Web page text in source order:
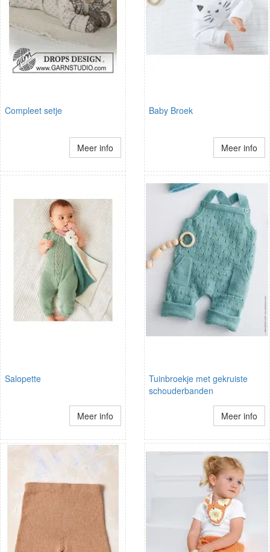
Compleet setje
Meer info
Baby Broek
Meer info
Salopette
Meer info
Tuinbroekje met gekruiste
schouderbanden
Meer info